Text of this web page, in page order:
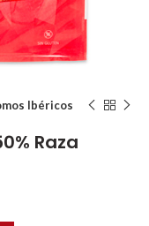
Ibéricos
Raza